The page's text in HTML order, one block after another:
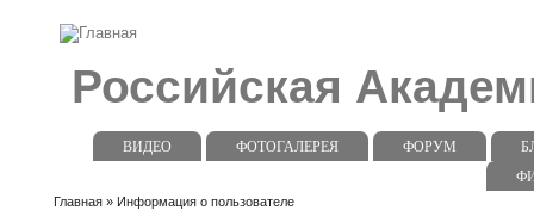
Российская
ВИДЕО ФОТОГАЛЕРЕЯ ФОРУМ
Главная » Информация о пользователе